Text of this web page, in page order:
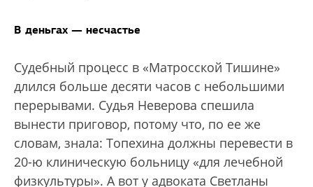
В деньгах — несчастье
Судебный процесс в «Матросской Тишине»
длился больше десяти часов с небольшими
перерывами. Судья Неверова спешила
вынести приговор, потому что, по ее же
словам, знала: Топехина должны перевести в
20-ю клиническую больницу «для лечебной
физкультуры». А вот у адвоката Светланы